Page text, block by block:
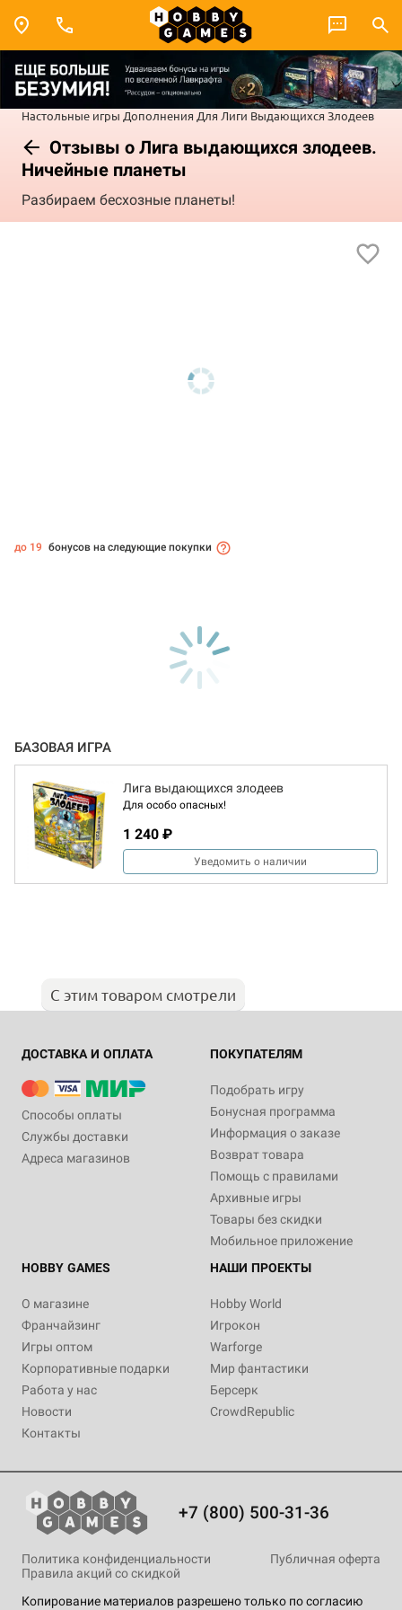
Настольные игры Дополнения Для Лиги Выдающихся Злодеев
Отзывы о Лига выдающихся злодеев.
Ничейные планеты
Разбираем бесхозные планеты!
до 19 бонусов на следующие покупки
БАЗОВАЯ ИГРА
Лига выдающихся злодеев
Для особо опасных!
1 240 ₽
Уведомить о наличии
С этим товаром смотрели
ДОСТАВКА И ОПЛАТА
Способы оплаты
Службы доставки
Адреса магазинов
ПОКУПАТЕЛЯМ
Подобрать игру
Бонусная программа
Информация о заказе
Возврат товара
Помощь с правилами
Архивные игры
Товары без скидки
Мобильное приложение
HOBBY GAMES
О магазине
Франчайзинг
Игры оптом
Корпоративные подарки
Работа у нас
Новости
Контакты
НАШИ ПРОЕКТЫ
Hobby World
Игрокон
Warforge
Мир фантастики
Берсерк
CrowdRepublic
+7 (800) 500-31-36
Копирование материалов разрешено только по согласию
Политика конфиденциальности
Публичная оферта
Правила акций со скидкой